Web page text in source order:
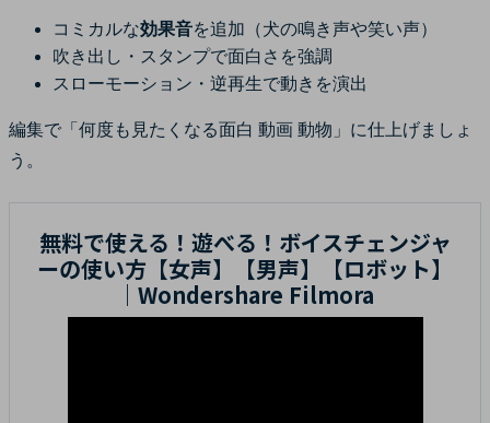
コミカルな効果音を追加（犬の鳴き声や笑い声）
吹き出し・スタンプで面白さを強調
スローモーション・逆再生で動きを演出
編集で「何度も見たくなる面白 動画 動物」に仕上げましょ
う。
無料で使える！遊べる！ボイスチェンジャ
ーの使い方【女声】【男声】【ロボット】
｜Wondershare Filmora